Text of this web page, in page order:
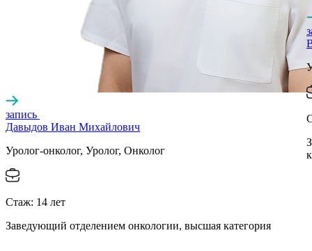
запись
Давыдов Иван Михайлович
Уролог-онколог, Уролог, Онколог
Стаж: 14 лет
Заведующий отделением онкологии, высшая категория